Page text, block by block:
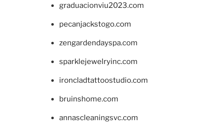
graduacionviu2023.com
pecanjackstogo.com
zengardendayspa.com
sparklejewelryinc.com
ironcladtattoostudio.com
bruinshome.com
annascleaningsvc.com